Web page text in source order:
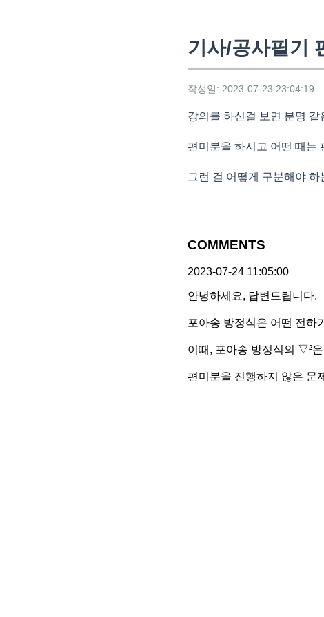
기사/공사필기
작성일: 2023-07-23 23:04:19
강의를 하신걸 보면 분명
편미분을 하시고 어떤 때는
그런 걸 어떻게 구분해야 하
COMMENTS
2023-07-24 11:05:00
안녕하세요, 답변드립니다.
포아송 방정식은 어떤 전하
이때, 포아송 방정식의 ▽²
편미분을 진행하지 않은 문